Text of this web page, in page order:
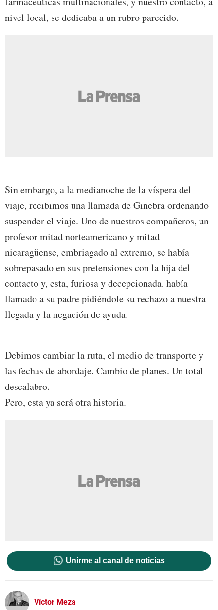
nivel local, se dedicaba a un rubro parecido.
Sin embargo, a la medianoche de la víspera del
viaje, recibimos una llamada de Ginebra ordenando
suspender el viaje. Uno de nuestros compañeros, un
profesor mitad norteamericano y mitad
nicaragüense, embriagado al extremo, se había
sobrepasado en sus pretensiones con la hija del
contacto y, esta, furiosa y decepcionada, había
llamado a su padre pidiéndole su rechazo a nuestra
llegada y la negación de ayuda.
Debimos cambiar la ruta, el medio de transporte y
las fechas de abordaje. Cambio de planes. Un total
descalabro.
Pero, esta ya será otra historia.
Unirme al canal de noticias
Víctor Meza